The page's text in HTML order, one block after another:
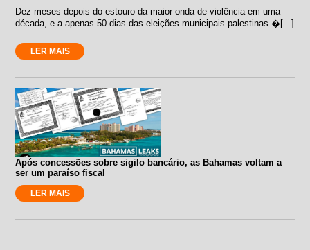
Dez meses depois do estouro da maior onda de violência em uma
década, e a apenas 50 dias das eleições municipais palestinas �[...]
LER MAIS
Após concessões sobre sigilo bancário, as Bahamas voltam a
ser um paraíso fiscal
LER MAIS